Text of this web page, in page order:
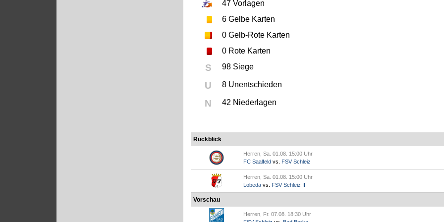
47 Vorlagen
6 Gelbe Karten
0 Gelb-Rote Karten
0 Rote Karten
S 98 Siege
U 8 Unentschieden
N 42 Niederlagen
Rückblick
Herren, Sa. 01.08. 15:00 Uhr
FC Saalfeld vs. FSV Schleiz
Herren, Sa. 01.08. 15:00 Uhr
Lobeda vs. FSV Schleiz II
Vorschau
Herren, Fr. 07.08. 18:30 Uhr